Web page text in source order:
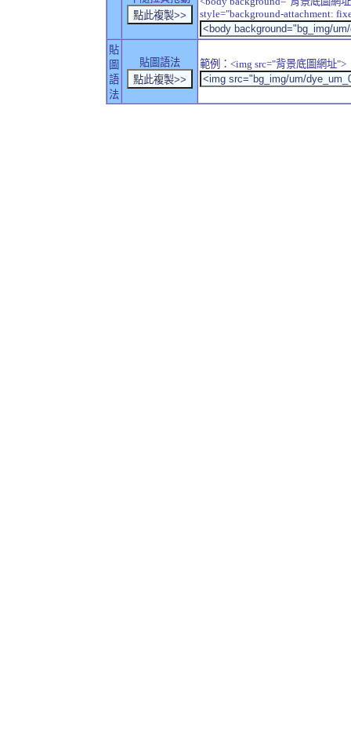
style="background-attachment:
貼
圖
語
法
貼圖語法 範例：<img src="背景底圖網址">